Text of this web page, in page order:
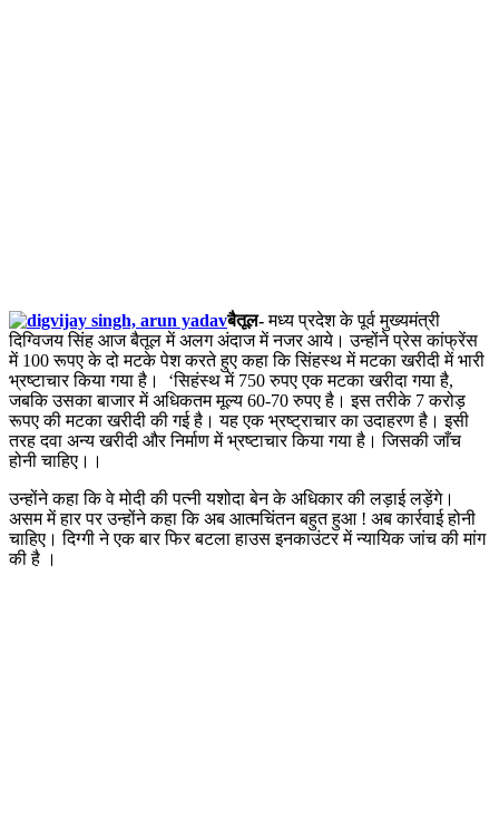
बैतूल-मध्य प्रदेश के पूर्व मुख्यमंत्री
दिग्विजय सिंह आज बैतूल में अलग अंदाज में नजर आये। उन्होंने प्रेस कांफ्रेंस
में 100 रूपए के दो मटके पेश करते हुए कहा कि सिंहस्थ में मटका खरीदी में भारी
भ्रष्टाचार किया गया है। ‘सिहंस्थ में 750 रुपए एक मटका खरीदा गया है,
जबकि उसका बाजार में अधिकतम मूल्य 60-70 रुपए है। इस तरीके 7 करोड़
रूपए की मटका खरीदी की गई है। यह एक भ्रष्ट्राचार का उदाहरण है। इसी
तरह दवा अन्य खरीदी और निर्माण में भ्रष्टाचार किया गया है। जिसकी जाँच
होनी चाहिए।।
उन्होंने कहा कि वे मोदी की पत्नी यशोदा बेन के अधिकार की लड़ाई लड़ेंगे।
असम में हार पर उन्होंने कहा कि अब आत्मचिंतन बहुत हुआ ! अब कार्रवाई होनी
चाहिए। दिग्गी ने एक बार फिर बटला हाउस इनकाउंटर में न्यायिक जांच की मांग
की है ।